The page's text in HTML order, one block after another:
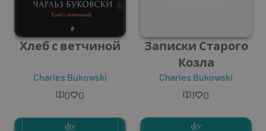
Хлеб с ветчиной
Charles Bukowski
0 0
Записки Старого
Козла
Charles Bukowski
1 0